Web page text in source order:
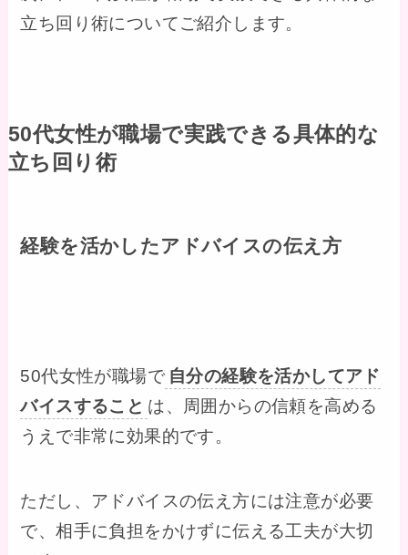
立ち回り術についてご紹介します。
50代女性が職場で実践できる具体的な
立ち回り術
経験を活かしたアドバイスの伝え方
50代女性が職場で 自分の経験を活かしてアド
バイスすること は、周囲からの信頼を高める
うえで非常に効果的です。
ただし、アドバイスの伝え方には注意が必要
で、相手に負担をかけずに伝える工夫が大切